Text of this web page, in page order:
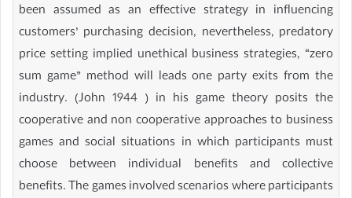
been assumed as an effective strategy in influencing
customers’ purchasing decision, nevertheless, predatory
price setting implied unethical business strategies, “zero
sum game” method will leads one party exits from the
industry. (John 1944 ) in his game theory posits the
cooperative and non cooperative approaches to business
games and social situations in which participants must
choose between individual benefits and collective
benefits. The games involved scenarios where participants